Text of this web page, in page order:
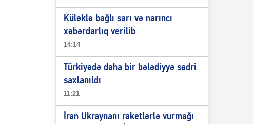
Küləklə bağlı sarı və narıncı
xəbərdarlıq verilib
14:14
Türkiyədə daha bir bələdiyyə sədri
saxlanıldı
11:21
İran Ukraynanı raketlərlə vurmağı